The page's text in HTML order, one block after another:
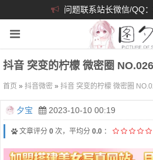
问题联系站长微信/QQ
抖音 突变的柠檬 微密圈 NO.026
首页 » 抖音微密 » 抖音 突变的柠檬 微密圈
夕宝 2023-10-10 00:19
文章评分 0 次，平均分 0.0 ：